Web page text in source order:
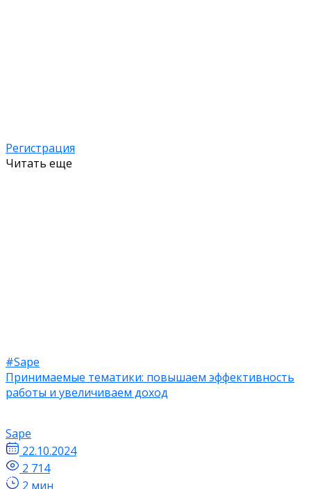
Регистрация
Читать еще
#Sape
Принимаемые тематики: повышаем эффективность
работы и увеличиваем доход
Sape
22.10.2024
2 714
2 мин